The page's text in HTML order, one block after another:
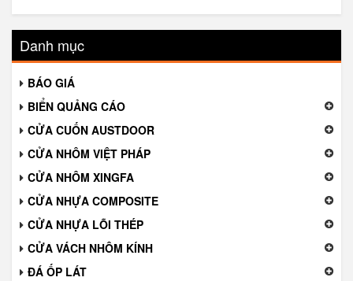
Danh mục
BÁO GIÁ
BIỂN QUẢNG CÁO
CỬA CUỐN AUSTDOOR
CỬA NHÔM VIỆT PHÁP
CỬA NHÔM XINGFA
CỬA NHỰA COMPOSITE
CỬA NHỰA LÕI THÉP
CỬA VÁCH NHÔM KÍNH
ĐÁ ỐP LÁT